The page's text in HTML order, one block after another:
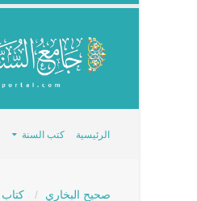
الرئيسية كتب السنة
صحيح البخاري